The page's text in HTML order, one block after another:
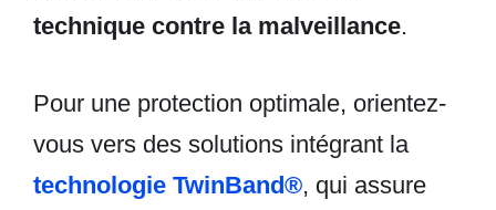
technique contre la malveillance.
Pour une protection optimale, orientez-
vous vers des solutions intégrant la
technologie TwinBand®, qui assure